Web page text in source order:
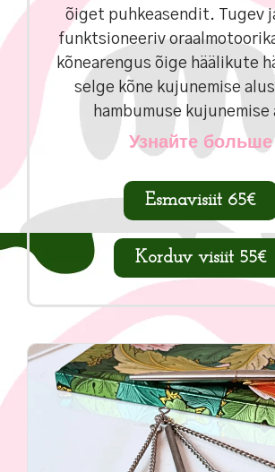
õiget puhkeasendit. Tugev
funktsioneeriv
kõnearengus õige häälikute
selge kõne kujunemise
hambumuse kujunemise
Узнайте больше
Esmavisiit 65€
Korduv visiit 55€